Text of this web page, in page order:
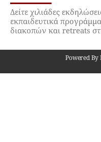
Δείτε χιλιάδες
εκπαιδευτικά
διακοπών και retreats
Powered By